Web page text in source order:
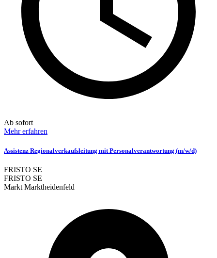
Ab sofort
Mehr erfahren
Assistenz Regionalverkaufsleitung mit Personalverantwortung (m/w/d)
FRISTO SE
FRISTO SE
Markt Marktheidenfeld